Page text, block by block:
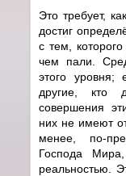
Это требует,
достиг
с тем,
чем пали.
этого уровня;
другие, кто
совершения
них не имеют
менее, по-
Господа
реальностью.